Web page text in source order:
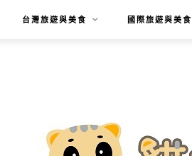
台灣旅遊與美食 國際旅遊與美食